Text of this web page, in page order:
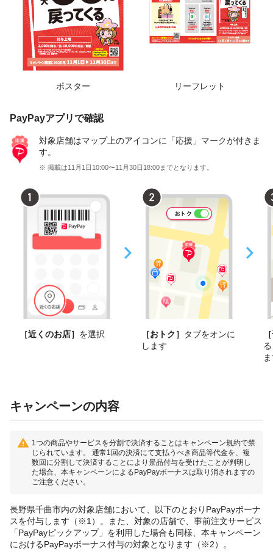
ポスター リーフレット
PayPayアプリで確認
対象店舗はマップ上のアイコンに「応援」マークが付きま
す。
※ 掲載は11月1日10:00〜11月30日18:00までとなります。
［近くのお店］ を選択 ［おトク］
タブをオンに
します
キャンペーンの内容
1つの商品やサービスを分割で決済することはキャンペーン規約で禁
じられています。 通常1回の決済にて支払うべき商品等代金を、複
数回に分割して決済することにより景品付与を受けたことが判明し
た場合、本キャンペーンによるPayPayボーナスは取り消されますの
ご注意ください。
長野県千曲市内の対象店舗において、以下のとおりPayPayボーナ
スを付与します（※1）。また、対象の店舗で、事前注文サービス
「PayPayピックアップ」を利用した場合も同様、本キャンペーン
におけるPayPayボーナス付与の対象となります（※2）。